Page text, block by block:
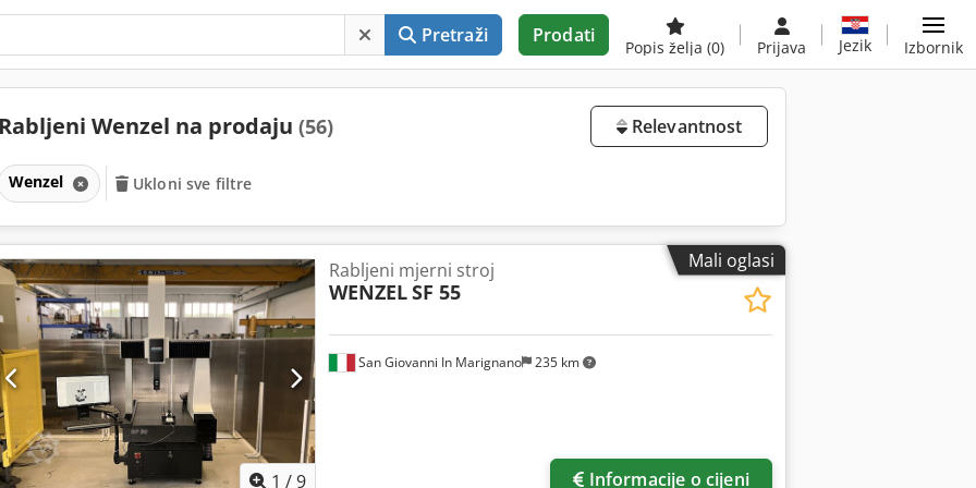
Pretraži Prodati
Popis želja (0) Prijava Jezik Izbornik
Rabljeni Wenzel na prodaju (56) Relevantnost
Wenzel Ukloni sve filtre
Mali oglasi
1 /9
San Giovanni In Marignano 235 km
Rabljeni mjerni stroj
WENZELSF 55
Informacije o cijeni